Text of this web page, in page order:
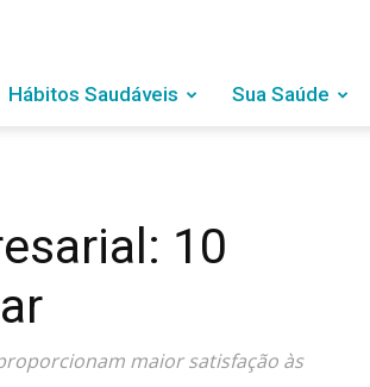
Hábitos Saudáveis Sua Saúde
10
maior satisfação às